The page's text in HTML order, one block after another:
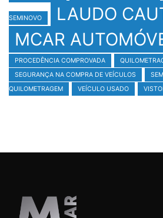
SEMINOVO
LAUDO
MCAR
PROCEDÊNCIA COMPROVADA
SEGURANÇA NA COMPRA DE VEÍCULOS
QUILOMETRAGEM
VEÍCULO USADO